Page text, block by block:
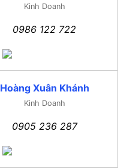
Kinh Doanh
0986 122 722
Hoàng Xuân Khánh
Kinh Doanh
0905 236 287